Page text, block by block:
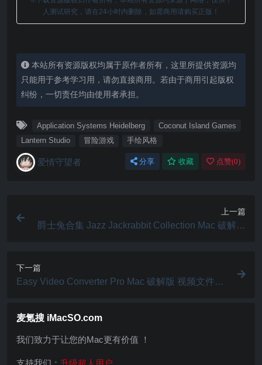
人测试研究，请在24小时内删除，如需商用请购买正版！
本站所有资源版权均属于原作者所有，这里所提供资源均
只能用于参考学习用，请勿直接商用。若由于商用引起版权
纠纷，一切责任均由使用者承担。
Application Systems Heidelberg
Coconut Island Games
Lantern Studio
冒险游戏 手绘风格
爱情守望者 分享 收藏 点赞(0)
上一篇
爵士兔合集 Jazz Jackrabbit Collection Mac 破解版
下一篇
Easy Video Converter Pro Mac 破解版 视频文件转
麦氪搜 iMacSO.com
我们致力于让您的Mac更有价值 ！
支持我们： 升级超人用户